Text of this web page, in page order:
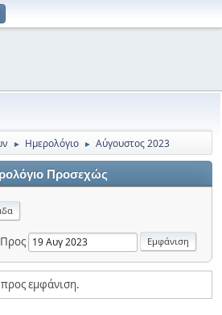
► Ημερολόγιο ► Αύγουστος 2023
Προσεχώς
Προς
εμφάνιση.